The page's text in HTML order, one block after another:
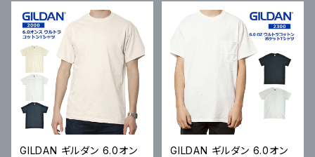
ラップバックキャップ 1201
ップ HD16621
GILDAN ギルダン 6.0オン GILDAN ギルダン 6.0オン